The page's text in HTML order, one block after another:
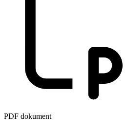
PDF dokument